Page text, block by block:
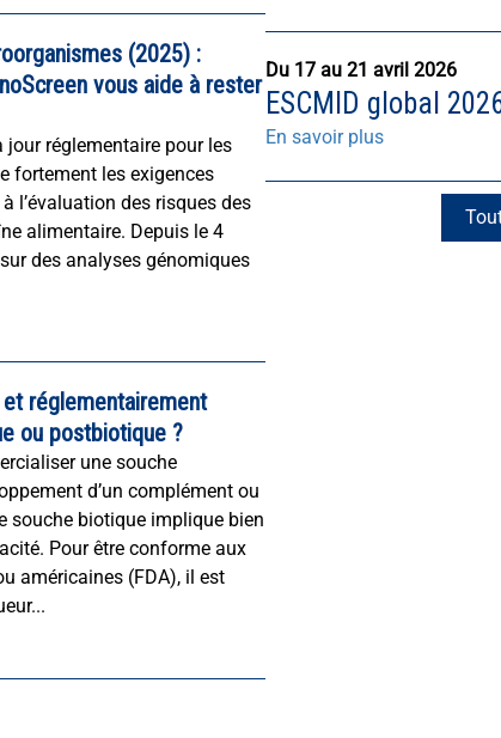
(2025) :
vous aide à rester
réglementaire pour les
fortement les exigences
l’évaluation des risques des
alimentaire. Depuis le 4
des analyses génomiques
réglementairement
ou postbiotique ?
une souche
d’un complément ou
souche biotique implique bien
Pour être conforme aux
américaines (FDA), il est
Du 17 au 21 avril 2026
ESCMID global
En savoir plus